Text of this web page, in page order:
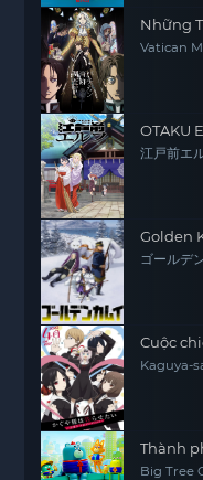
Những
Vatican
OTAKU
江戸前エ
Golden
ゴールデ
Cuộc
Kaguya-
Thành
Big Tree